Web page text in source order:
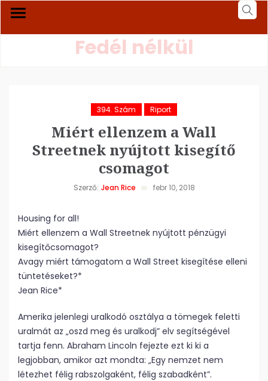
Fedél nélkül
394. Szám Riport
Miért ellenzem a Wall
Streetnek nyújtott kisegítő
csomagot
Szerző: Jean Rice febr 10, 2018
Housing for all!
Miért ellenzem a Wall Streetnek nyújtott pénzügyi
kisegítőcsomagot?
Avagy miért támogatom a Wall Street kisegítése elleni
tüntetéseket?*
Jean Rice*
Amerika jelenlegi uralkodó osztálya a tömegek feletti
uralmát az „oszd meg és uralkodj” elv segítségével
tartja fenn. Abraham Lincoln fejezte ezt ki ki a
legjobban, amikor azt mondta: „Egy nemzet nem
létezhet félig rabszolgaként, félig szabadként”.